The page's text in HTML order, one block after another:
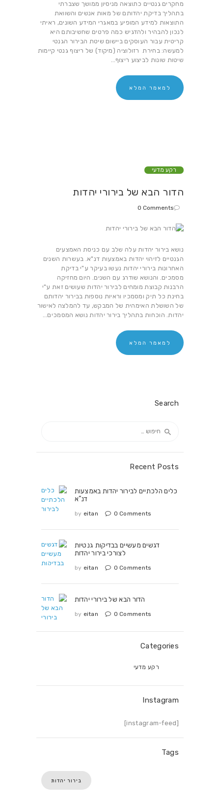
מחקרים גנטיים כתוצאה מניסיון ממושך שצברתי
בתהליך בדיקת יהדותם של מאות אנשים והשוואת
התוצאות למידע המופיע במאגרי המידע השונים, ראיתי
לנכון להבהיר ולהדגיש כמה פרטים שחשיבותם היא
קריטית עבור העוסקים ביישום שיטת הבירור הגנטי
למעשה: בחירת רזולוציה (מיקוד) של ריצוף גנטי קיימות
שיטות שונות לביצוע ריצוף…
למאמר המלא
רקע מדעי
הדור הבא של בירורי יהדות
0 Comments
נושא בירור יהדות עלה שלב עם כניסת האמצעים
הגנטיים לזיהוי יהדות באמצעות דנ"א. בעשרות השנים
האחרונות בירורי יהדות נעשו בעיקר ע"י בדיקת
מסמכים. והנושא שודרג עם השנים. היום מחזיקה
הרבנות קבוצת מומחים לבירור יהדות שעושים זאת ע"י
בחינת כל תיק ומסמכיו וראיות נוספות בבירור יהדותם
של השושלת האימהית של המבקש, עד להמלצה לאישור
יהדות. הוכחות בתהליך בירור יהדות נושא המסמכים…
למאמר המלא
Search
Recent Posts
כלים הלכתיים לבירור יהדות באמצעות
דנ”א
by eitan 0 Comments
דגשים מעשיים בבדיקות גנטיות
לצורכי בירור יהדות
by eitan 0 Comments
הדור הבא של בירורי יהדות
by eitan 0 Comments
Categories
רקע מדעי
Instagram
[instagram-feed]
Tags
בירור יהדות